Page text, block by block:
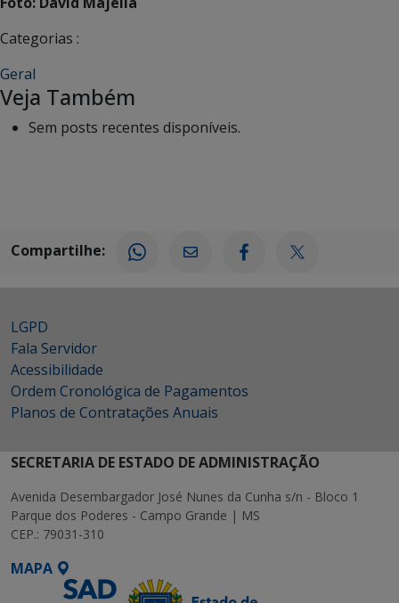
Categorias :
Geral
Veja Também
Sem posts recentes disponíveis.
Compartilhe:
LGPD
Fala Servidor
Acessibilidade
Ordem Cronológica de Pagamentos
Planos de Contratações Anuais
SECRETARIA DE ESTADO DE ADMINISTRAÇÃO
Avenida Desembargador José Nunes da Cunha s/n - Bloco 1
Parque dos Poderes - Campo Grande | MS
CEP.: 79031-310
MAPA